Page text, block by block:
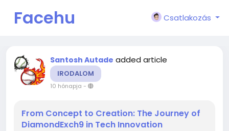
Facehu
n
Csatlakozás
Santosh Autade added article
IRODALOM
10 hónapja -
From Concept to Creation: The Journey of
DiamondExch9 in Tech Innovation